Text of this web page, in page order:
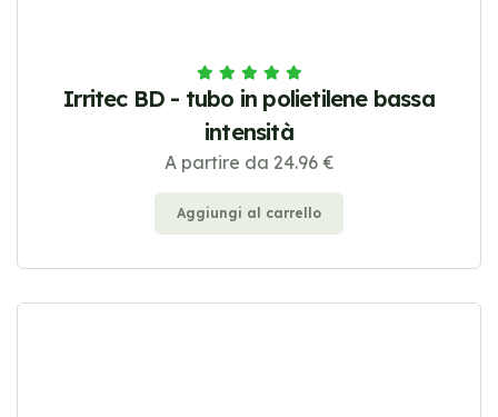
Irritec BD - tubo in polietilene bassa
intensità
A partire da 24.96 €
Aggiungi al carrello